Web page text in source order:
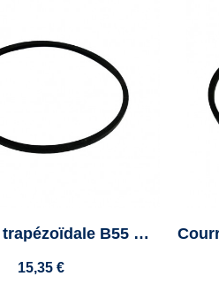
Courroie trapézoïdale B55 - B1428 - Veco100 - Colmant Cuvelier
15,35 €